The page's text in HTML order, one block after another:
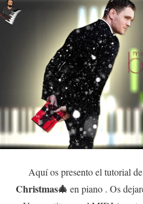
Aquí os presento el tutorial
Christmas🎄 en piano . Os